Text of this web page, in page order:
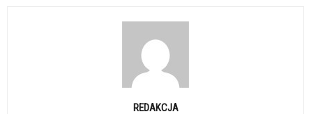
REDAKCJA